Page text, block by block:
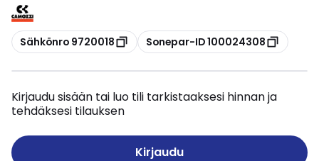
Kopioi
Sähkönro 9720018 Kopioi
Sonepar-ID 100024308
Kirjaudu sisään tai luo tili tarkistaaksesi hinnan ja
tehdäksesi tilauksen
Kirjaudu